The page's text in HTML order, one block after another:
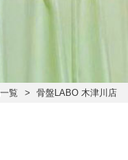
覧 骨盤LABO 木津川店